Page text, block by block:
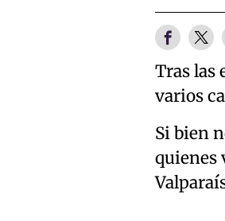
Tras las
varios
Si bien
quienes